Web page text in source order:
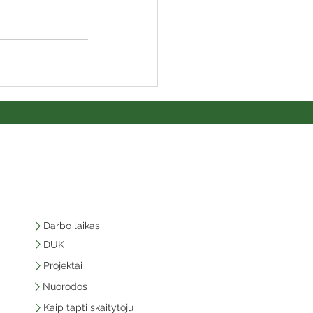
Darbo laikas
DUK
Projektai
Nuorodos
Kaip tapti skaitytoju